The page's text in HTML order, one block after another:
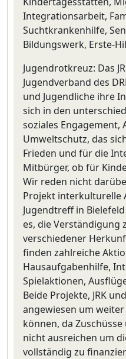
Integrationsarbeit,
Suchtkrankenhilfe,
Bildungswerk, Erste-
Jugendrotkreuz: Das
Jugendverband des
und Jugendliche ihre
sich in den
soziales Engagement,
Umweltschutz, das
Frieden und für die
Mitbürger, ob für
Wir reden nicht
Projekt interkulturelle
Jugendtreff in
es, die Verständigung
verschiedener
finden zahlreiche
Hausaufgabenhilfe,
Spielaktionen,
Beide Projekte, JRK
angewiesen um
können, da
nicht ausreichen um
vollständig zu